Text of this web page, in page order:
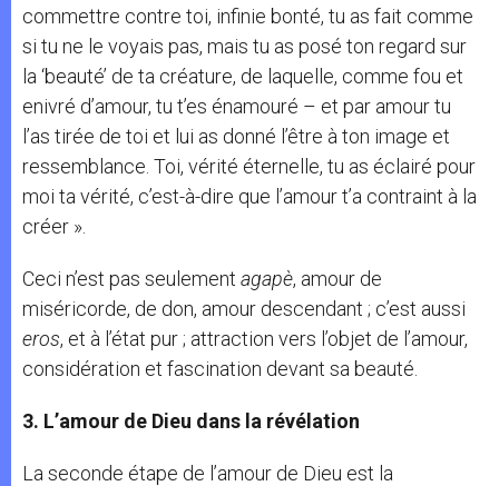
commettre contre toi, infinie bonté, tu as fait comme
si tu ne le voyais pas, mais tu as posé ton regard sur
la ‘beauté’ de ta créature, de laquelle, comme fou et
enivré d’amour, tu t’es énamouré – et par amour tu
l’as tirée de toi et lui as donné l’être à ton image et
ressemblance. Toi, vérité éternelle, tu as éclairé pour
moi ta vérité, c’est-à-dire que l’amour t’a contraint à la
créer ».
Ceci n’est pas seulement agapè, amour de
miséricorde, de don, amour descendant ; c’est aussi
eros, et à l’état pur ; attraction vers l’objet de l’amour,
considération et fascination devant sa beauté.
3. L’amour de Dieu dans la révélation
La seconde étape de l’amour de Dieu est la